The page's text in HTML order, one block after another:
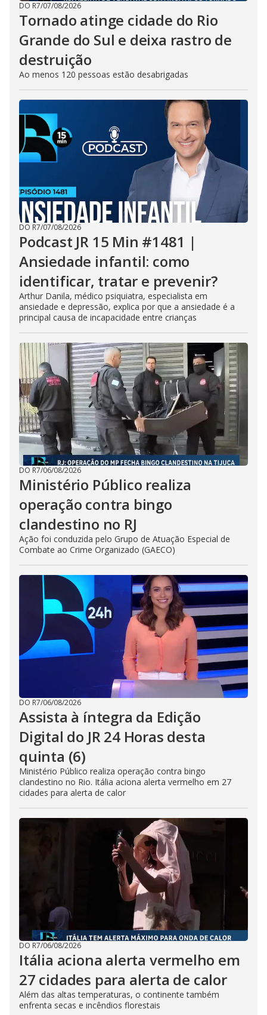
DO R7/07/08/2026
Tornado atinge cidade do Rio
Grande do Sul e deixa rastro de
destruição
Ao menos 120 pessoas estão desabrigadas
DO R7/07/08/2026
Podcast JR 15 Min #1481 |
Ansiedade infantil: como
identificar, tratar e prevenir?
Arthur Danila, médico psiquiatra, especialista em
ansiedade e depressão, explica por que a ansiedade é a
principal causa de incapacidade entre crianças
DO R7/06/08/2026
Ministério Público realiza
operação contra bingo
clandestino no RJ
Ação foi conduzida pelo Grupo de Atuação Especial de
Combate ao Crime Organizado (GAECO)
DO R7/06/08/2026
Assista à íntegra da Edição
Digital do JR 24 Horas desta
quinta (6)
Ministério Público realiza operação contra bingo
clandestino no Rio. Itália aciona alerta vermelho em 27
cidades para alerta de calor
DO R7/06/08/2026
Itália aciona alerta vermelho em
27 cidades para alerta de calor
Além das altas temperaturas, o continente também
enfrenta secas e incêndios florestais